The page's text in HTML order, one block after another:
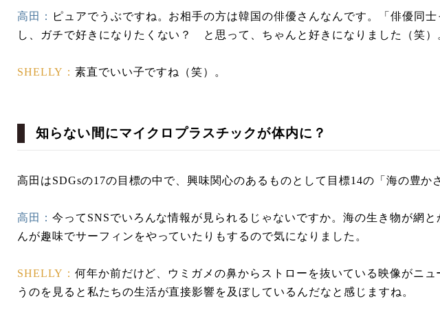
高田：
ピュアでうぶですね。お相手の方は韓国の俳優さんなんです。「俳優同
し、ガチで好きになりたくない？ と思って、ちゃんと好きになりました（笑）
SHELLY： 素直でいい子ですね（笑）。
知らない間にマイクロプラスチックが体内に？
高田はSDGsの17の目標の中で、興味関心のあるものとして目標14の「海の豊か
高田： 今ってSNSでいろんな情報が見られるじゃないですか。海の生き物が網
んが趣味でサーフィンをやっていたりもするので気になりました。
SHELLY： 何年か前だけど、ウミガメの鼻からストローを抜いている映像がニ
うのを見ると私たちの生活が直接影響を及ぼしているんだなと感じますね。